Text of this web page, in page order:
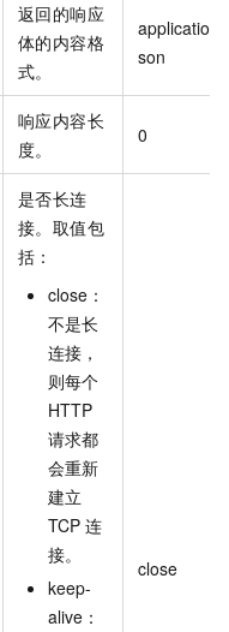
返回的响应
体的内容格
式。
application/j
son
响应内容长
度。
0
是否长连
接。取值包
括：
close：
不是长
连接，
则每个
HTTP
请求都
会重新
建立
TCP 连
接。
keep-
alive：
close